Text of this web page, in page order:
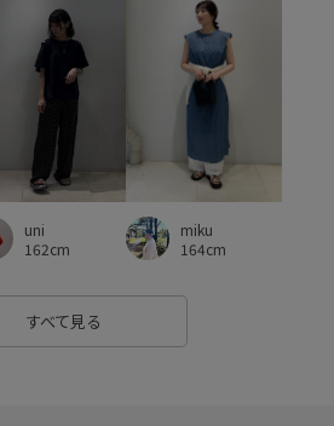
uni
162cm
miku
164cm
すべて見る